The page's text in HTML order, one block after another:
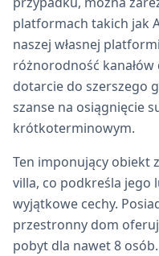
platformach takich jak
naszej własnej
różnorodność
dotarcie do szerszego
szanse na osiągnięcie
krótkoterminowym.
Ten imponujący obiekt
villa, co podkreśla jego
wyjątkowe cechy.
przestronny dom
pobyt dla nawet 8